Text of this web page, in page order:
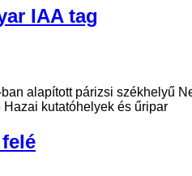
IAA tag
alapított párizsi székhelyű
Hazai kutatóhelyek és űripar